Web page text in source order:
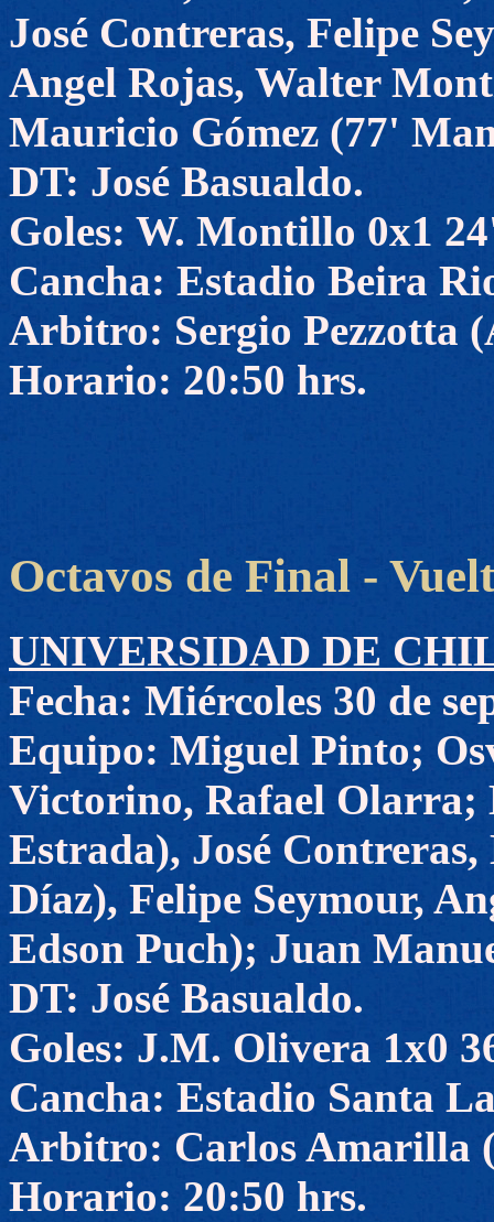
José Contreras, Felipe
Angel Rojas, Walter
Mauricio Gómez (77'
DT: José Basualdo.
Goles: W. Montillo 0x1
Cancha: Estadio Beira
Arbitro: Sergio Pezzotta
Horario: 20:50 hrs.
Octavos de Final -
UNIVERSIDAD DE
Fecha: Miércoles 30 de
Equipo: Miguel Pinto;
Victorino, Rafael
Estrada), José
Díaz), Felipe Seymour,
Edson Puch); Juan
DT: José Basualdo.
Goles: J.M. Olivera 1x0
Cancha: Estadio Santa
Arbitro: Carlos Amarilla
Horario: 20:50 hrs.